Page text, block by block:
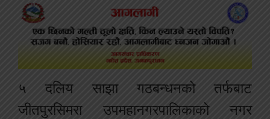
५ दलिय साझा गठबन्धनको तर्फबाट
जीतपुरसिमरा उपमहानगरपालिकाको नगर